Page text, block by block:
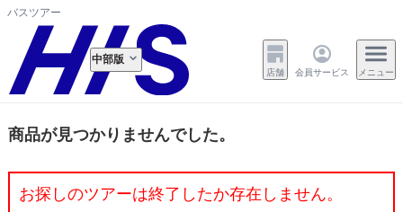
バスツアー
中部版
店舗 会員サービス メニュー
商品が見つかりませんでした。
お探しのツアーは終了したか存在しません。